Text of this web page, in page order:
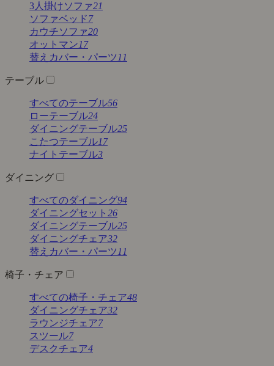
3人掛けソファ21
ソファベッド7
カウチソファ20
オットマン17
替えカバー・パーツ 11
テーブル
すべてのテーブル56
ローテーブル24
ダイニングテーブル25
こたつテーブル17
ナイトテーブル3
ダイニング
すべてのダイニング94
ダイニングセット 26
ダイニングテーブル25
ダイニングチェア32
替えカバー・パーツ 11
椅子・チェア
すべての椅子・チェア48
ダイニングチェア32
ラウンジチェア7
スツール7
デスクチェア4